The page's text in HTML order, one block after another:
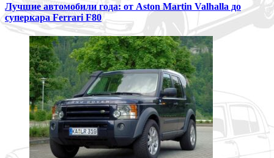
Лучшие автомобили года: от Aston Martin Valhalla до
суперкара Ferrari F80